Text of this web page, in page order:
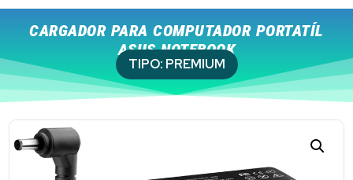
CARGADOR PARA COMPUTADOR PORTATÍL
ASUS NOTEBOOK
TIPO: PREMIUM